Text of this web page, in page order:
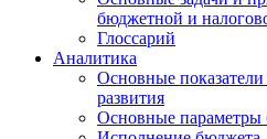
бюджетной и
Глоссарий
Аналитика
Основные
развития
Основные параметры